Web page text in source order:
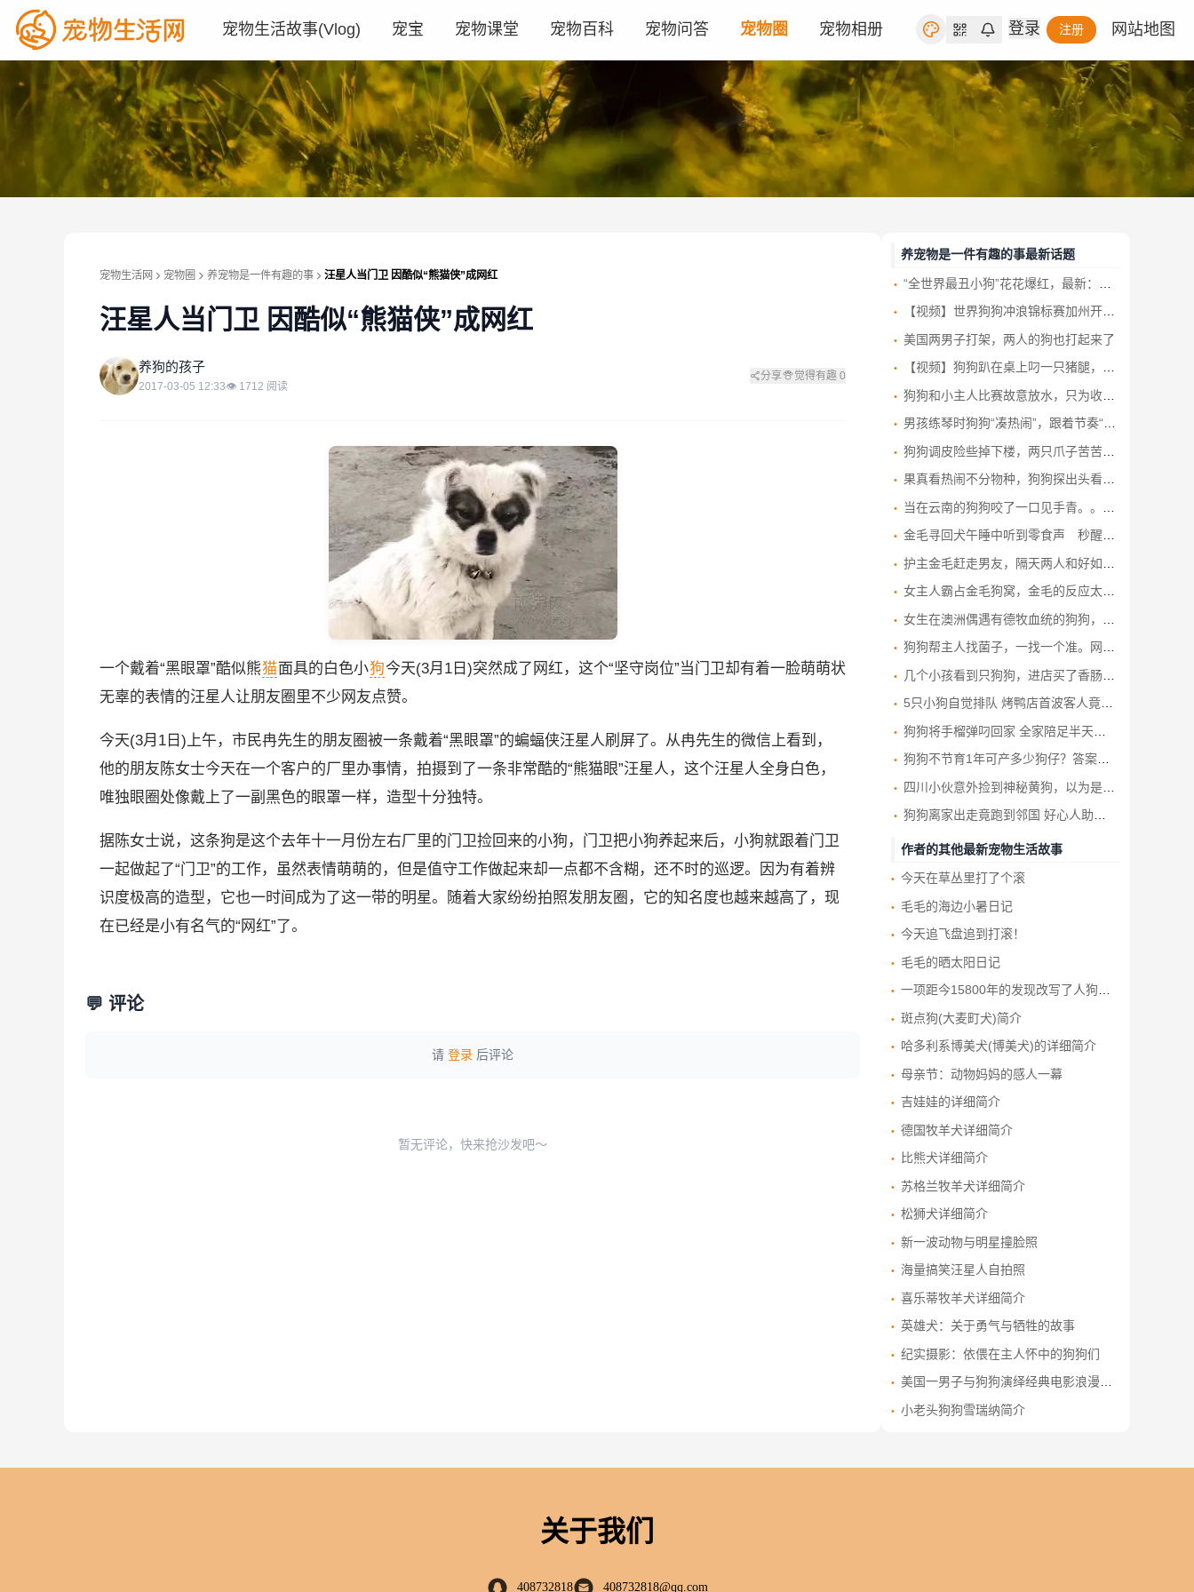
宠物生活故事(Vlog) 宠宝 宠物课堂 宠物百科 宠物问答 宠物圈 宠物相册 登录 注册 网站地图
宠物生活网 宠物圈 养宠物是一件有趣的事 汪星人当门卫 因酷似“熊猫侠”成网红
汪星人当门卫 因酷似“熊猫侠”成网红
养 养狗的孩子
2017-03-05 12:33👁 1712 阅读
分享 觉得有趣 0
一个戴着“黑眼罩”酷似熊猫面具的白色小狗今天(3月1日)突然成了网红，这个“坚守岗位”当门卫却有着一脸萌萌状
无辜的表情的汪星人让朋友圈里不少网友点赞。
今天(3月1日)上午，市民冉先生的朋友圈被一条戴着“黑眼罩”的蝙蝠侠汪星人刷屏了。从冉先生的微信上看到，
他的朋友陈女士今天在一个客户的厂里办事情，拍摄到了一条非常酷的“熊猫眼”汪星人，这个汪星人全身白色，
唯独眼圈处像戴上了一副黑色的眼罩一样，造型十分独特。
据陈女士说，这条狗是这个去年十一月份左右厂里的门卫捡回来的小狗，门卫把小狗养起来后，小狗就跟着门卫
一起做起了“门卫”的工作，虽然表情萌萌的，但是值守工作做起来却一点都不含糊，还不时的巡逻。因为有着辨
识度极高的造型，它也一时间成为了这一带的明星。随着大家纷纷拍照发朋友圈，它的知名度也越来越高了，现
在已经是小有名气的“网红”了。
💬 评论
请 登录 后评论
暂无评论，快来抢沙发吧～
养宠物是一件有趣的事最新话题
“全世界最丑小狗”花花爆红，最新：已被新主人买走，农场方回应！
【视频】世界狗狗冲浪锦标赛加州开赛 汪星人浪尖大显身手
美国两男子打架，两人的狗也打起来了
【视频】狗狗趴在桌上叼一只猪腿，拔腿就跑，店主发现后努力追也没追上！
狗狗和小主人比赛故意放水，只为收获鸡腿 这算盘打得清清楚楚
男孩练琴时狗狗“凑热闹”，跟着节奏“高歌”，网友：高山流水遇知音了。
狗狗调皮险些掉下楼，两只爪子苦苦支撑，幸好主人及时发现！
果真看热闹不分物种，狗狗探出头看八卦的样子太搞笑
当在云南的狗狗咬了一口见手青。。。。。。
金毛寻回犬午睡中听到零食声 秒醒来化身贪吃鬼 毛发乱翘为了吃
护主金毛赶走男友，隔天两人和好如初，狗子怒了：都给我滚！
女主人霸占金毛狗窝，金毛的反应太搞笑了，镜头记录搞笑一幕！
女生在澳洲偶遇有德牧血统的狗狗，英文听不懂，听到中文立马起身，狗子：终于听到了熟悉的语言啦
狗狗帮主人找菌子，一找一个准。网友：这才是真正的狗头“菌”师
几个小孩看到只狗狗，进店买了香肠和矿泉水给它，网友：自己吃小的，给狗狗买雷霆大火腿
5只小狗自觉排队 烤鸭店首波客人竟是汪汪队
狗狗将手榴弹叼回家 全家陪足半天才发现
狗狗不节育1年可产多少狗仔？答案让你惊掉下巴！
四川小伙意外捡到神秘黄狗，以为是走丢的流浪狗，不料身份不一般
狗狗离家出走竟跑到邻国 好心人助与饲主重逢
作者的其他最新宠物生活故事
今天在草丛里打了个滚
毛毛的海边小暑日记
今天追飞盘追到打滚！
毛毛的晒太阳日记
一项距今15800年的发现改写了人狗友谊的历史
斑点狗(大麦町犬)简介
哈多利系博美犬(博美犬)的详细简介
母亲节：动物妈妈的感人一幕
吉娃娃的详细简介
德国牧羊犬详细简介
比熊犬详细简介
苏格兰牧羊犬详细简介
松狮犬详细简介
新一波动物与明星撞脸照
海量搞笑汪星人自拍照
喜乐蒂牧羊犬详细简介
英雄犬：关于勇气与牺牲的故事
纪实摄影：依偎在主人怀中的狗狗们
美国一男子与狗狗演绎经典电影浪漫场景
小老头狗狗雪瑞纳简介
关于我们
408732818 408732818@qq.com